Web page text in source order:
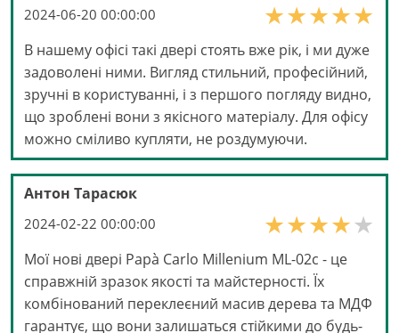
2024-06-20 00:00:00
В нашему офісі такі двері стоять вже рік, і ми дуже
задоволені ними. Вигляд стильний, професійний,
зручні в користуванні, і з першого погляду видно,
що зроблені вони з якісного матеріалу. Для офісу
можно сміливо купляти, не роздумуючи.
Антон Тарасюк
2024-02-22 00:00:00
Мої нові двері Papà Carlo Millenium ML-02с - це
справжній зразок якості та майстерності. Їх
комбінований переклеєний масив дерева та МДФ
гарантує, що вони залишаться стійкими до будь-